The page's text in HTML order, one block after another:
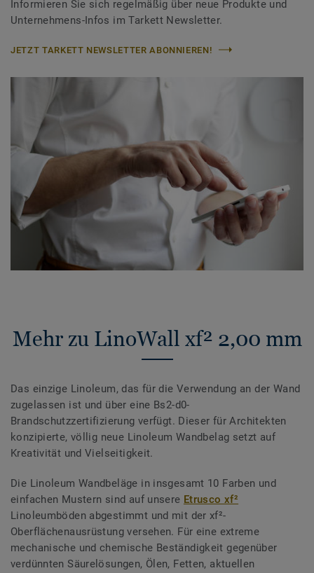
Informieren Sie sich regelmäßig über neue Produkte und
Unternehmens-Infos im Tarkett Newsletter.
JETZT TARKETT NEWSLETTER ABONNIEREN!
Mehr zu LinoWall xf² 2,00 mm
Das einzige Linoleum, das für die Verwendung an der Wand
zugelassen ist und über eine Bs2-d0-
Brandschutzzertifizierung verfügt. Dieser für Architekten
konzipierte, völlig neue Linoleum Wandbelag setzt auf
Kreativität und Vielseitigkeit.
Die Linoleum Wandbeläge in insgesamt 10 Farben und
einfachen Mustern sind auf unsere Etrusco xf²
Linoleumböden abgestimmt und mit der xf²-
Oberflächenausrüstung versehen. Für eine extreme
mechanische und chemische Beständigkeit gegenüber
verdünnten Säurelösungen, Ölen, Fetten, aktuellen